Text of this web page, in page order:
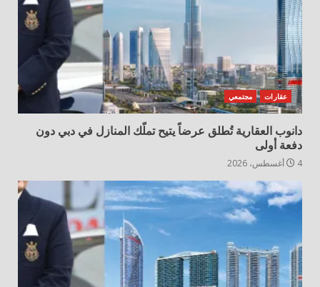
عقارات مجتمعي
دانوب العقارية تُطلق عرضاً يتيح تملّك المنازل في دبي دون
دفعة أولى
4 أغسطس، 2026